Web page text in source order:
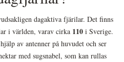
dagaktiva fjärilar. Det finns
i världen, varav cirka 110 i Sverige.
av antenner på huvudet och ser
med sugsnabel, som kan rullas